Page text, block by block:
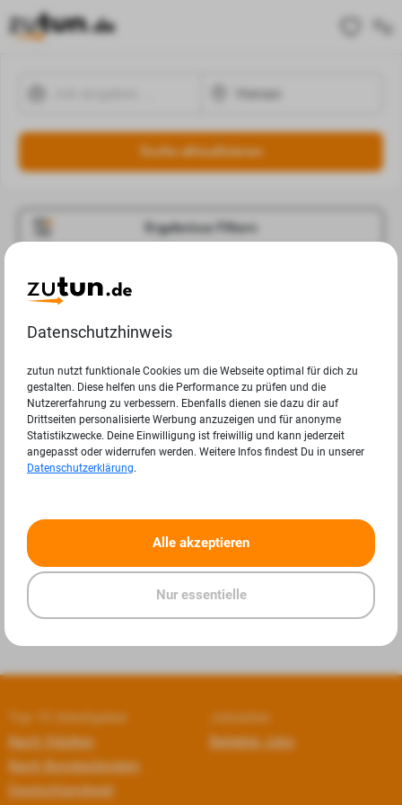
Suche aktualisieren
Ergebnisse Filtern
Jobangebote
Ergebnisse.
« »
Top 10 Arbeitgeber
Nach Städten
Nach Bundesländern
Deutschlandweit
Jobseiten
Beliebte Jobs
Datenschutzhinweis
zutun nutzt funktionale Cookies um die Webseite optimal für dich zu
gestalten. Diese helfen uns die Performance zu prüfen und die
Nutzererfahrung zu verbessern. Ebenfalls dienen sie dazu dir auf
Drittseiten personalisierte Werbung anzuzeigen und für anonyme
Statistikzwecke. Deine Einwilligung ist freiwillig und kann jederzeit
angepasst oder widerrufen werden. Weitere Infos findest Du in unserer
Datenschutzerklärung.
Alle akzeptieren
Nur essentielle